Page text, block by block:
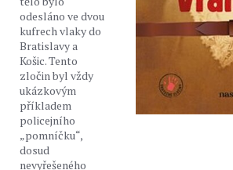
odesláno ve dvou
kufrech vlaky do
Bratislavy a
Košic. Tento
zločin byl vždy
ukázkovým
příkladem
policejního
„pomníčku“,
dosud
nevyřešeného